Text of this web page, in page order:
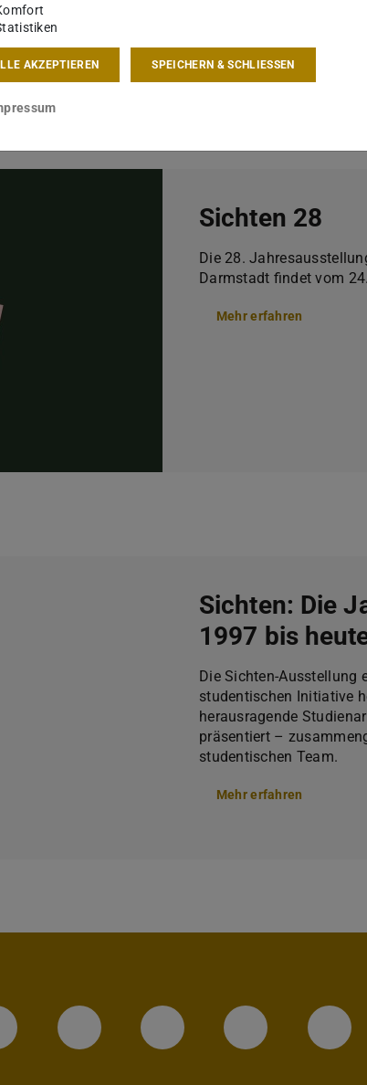
Ausrichtung und seiner formalen
und der Ideen des
Sichten 28
Die 28.
Darmstadt findet vom
Mehr erfahren
Sichten: Die
1997 bis
Die Sichten-Ausstellung
studentischen Initiative
herausragende
präsentiert –
studentischen Team.
Mehr erfahren
Seite der TU Darmstadt
Instagram-Kanal der TU
Bluesky-Kanal der
AKZEPTIEREN SPEICHERN & SCHLIESSEN